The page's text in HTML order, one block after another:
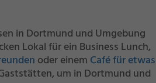
in Dortmund und Umgebung
Lokal für ein Business Lunch,
oder einem Café für etwas
um in Dortmund und